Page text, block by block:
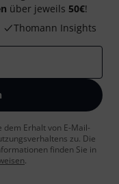
über jeweils 50€!
Thomann Insights
dem Erhalt von E-Mail-
zu. Die
finden Sie in
.